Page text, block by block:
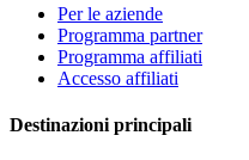
Per le aziende
Programma partner
Programma affiliati
Accesso affiliati
Destinazioni principali